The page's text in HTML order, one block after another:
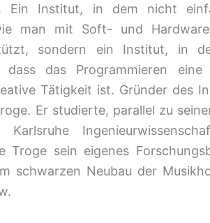
Ein Institut, in dem nicht
man mit Soft- und Hardware
sondern ein Institut, in
das Programmieren eine
Tätigkeit ist. Gründer des
Er studierte, parallel zu
Troge sein eigenes
schwarzen Neubau der